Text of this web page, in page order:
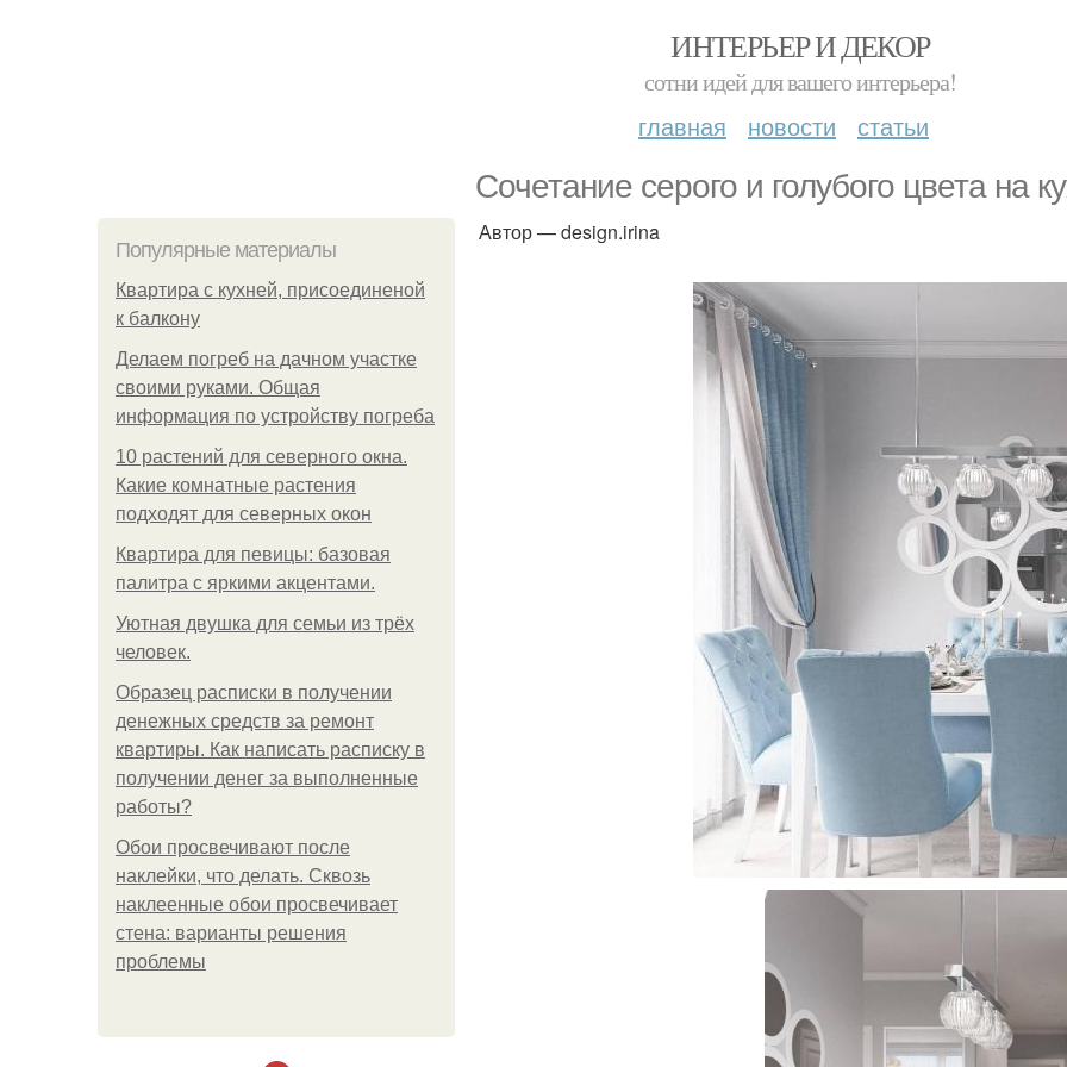
ИНТЕРЬЕР И ДЕКОР
сотни идей для вашего интерьера!
главная новости статьи
Сочетание серого и голубого цвета на
Популярные материалы
Квартира с кухней, присоединеной
к балкону
Делаем погреб на дачном участке
своими руками. Общая
информация по устройству погреба
10 растений для северного окна.
Какие комнатные растения
подходят для северных окон
Квартира для певицы: базовая
палитра с яркими акцентами.
Уютная двушка для семьи из трёх
человек.
Образец расписки в получении
денежных средств за ремонт
квартиры. Как написать расписку в
получении денег за выполненные
работы?
Обои просвечивают после
наклейки, что делать. Сквозь
наклеенные обои просвечивает
стена: варианты решения
проблемы
Автор — design.irina